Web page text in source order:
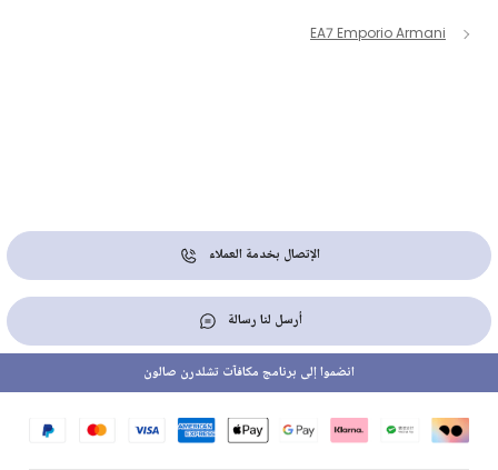
EA7 Emporio Armani
الإتصال بخدمة العملاء
أرسل لنا رسالة
انضموا إلى برنامج مكافآت تشلدرن صالون